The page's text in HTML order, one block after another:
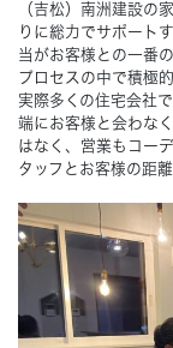
（吉松）南洲建設の
りに総力でサポート
当がお客様との一番
プロセスの中で積極
実際多くの住宅会社
端にお客様と会わな
はなく、営業もコー
タッフとお客様の距